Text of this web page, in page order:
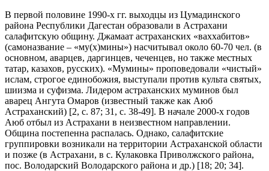
В первой половине 1990-х гг. выходцы из Цумадинского
района Республики Дагестан образовали в Астрахани
салафитскую общину. Джамаат астраханских «ваххабитов»
(самоназвание – «му(х)мины») насчитывал около 60-70 чел. (в
основном, аварцев, даргинцев, чеченцев, но также местных
татар, казахов, русских). «Мумины» проповедовали «чистый»
ислам, строгое единобожия, выступали против культа святых,
шиизма и суфизма. Лидером астраханских муминов был
аварец Ангута Омаров (известный также как Аюб
Астраханский) [2, с. 87; 31, с. 38-49]. В начале 2000-х годов
Аюб отбыл из Астрахани в неизвестном направлении.
Община постепенна распалась. Однако, салафитские
группировки возникали на территории Астраханской области
и позже (в Астрахани, в с. Кулаковка Приволжского района,
пос. Володарский Володарского района и др.) [18; 20; 34].